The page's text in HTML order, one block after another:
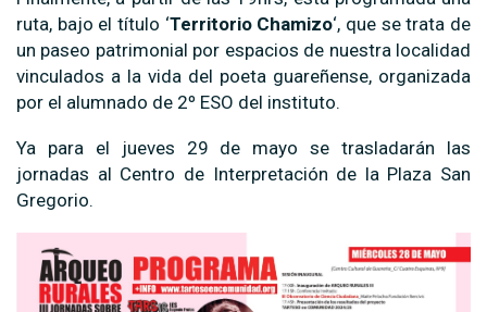
ruta, bajo el título ‘Territorio Chamizo‘, que se trata de
un paseo patrimonial por espacios de nuestra localidad
vinculados a la vida del poeta guareñense, organizada
por el alumnado de 2º ESO del instituto.
Ya para el jueves 29 de mayo se trasladarán las
jornadas al Centro de Interpretación de la Plaza San
Gregorio.